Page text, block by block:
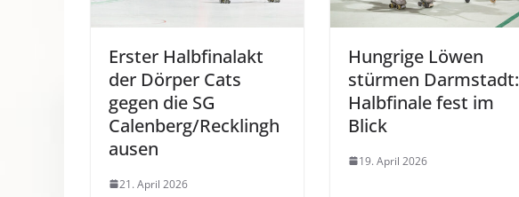
Erster Halbfinalakt
der Dörper Cats
gegen die SG
Calenberg/Recklingh
ausen
21. April 2026
Hungrige Löwen
stürmen Darmstadt:
Halbfinale fest im
Blick
19. April 2026